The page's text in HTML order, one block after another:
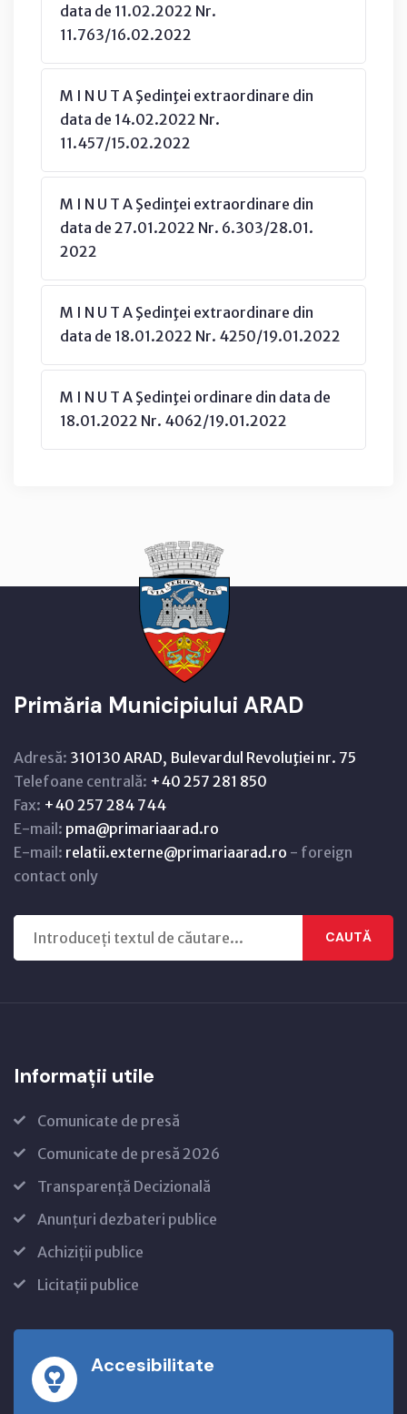
data de 11.02.2022 Nr.
11.763/16.02.2022
M I N U T A Şedinţei extraordinare din
data de 14.02.2022 Nr.
11.457/15.02.2022
M I N U T A Şedinţei extraordinare din
data de 27.01.2022 Nr. 6.303/28.01.
2022
M I N U T A Şedinţei extraordinare din
data de 18.01.2022 Nr. 4250/19.01.2022
M I N U T A Şedinţei ordinare din data de
18.01.2022 Nr. 4062/19.01.2022
Primăria Municipiului ARAD
Adresă: 310130 ARAD, Bulevardul Revoluţiei nr. 75
Telefoane centrală: +40 257 281 850
Fax: +40 257 284 744
E-mail: pma@primariaarad.ro
E-mail: relatii.externe@primariaarad.ro - foreign
contact only
CAUTĂ
Informații utile
Comunicate de presă
Comunicate de presă 2026
Transparență Decizională
Anunțuri dezbateri publice
Achiziții publice
Licitații publice
Accesibilitate